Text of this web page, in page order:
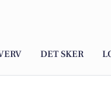
DET SKER